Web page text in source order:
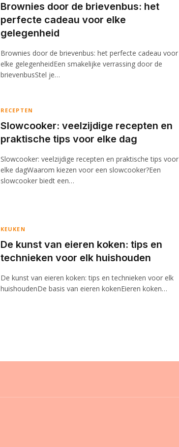
Brownies door de brievenbus: het
perfecte cadeau voor elke
gelegenheid
Brownies door de brievenbus: het perfecte cadeau voor
elke gelegenheidEen smakelijke verrassing door de
brievenbusStel je…
RECEPTEN
Slowcooker: veelzijdige recepten en
praktische tips voor elke dag
Slowcooker: veelzijdige recepten en praktische tips voor
elke dagWaarom kiezen voor een slowcooker?Een
slowcooker biedt een…
KEUKEN
De kunst van eieren koken: tips en
technieken voor elk huishouden
De kunst van eieren koken: tips en technieken voor elk
huishoudenDe basis van eieren kokenEieren koken…